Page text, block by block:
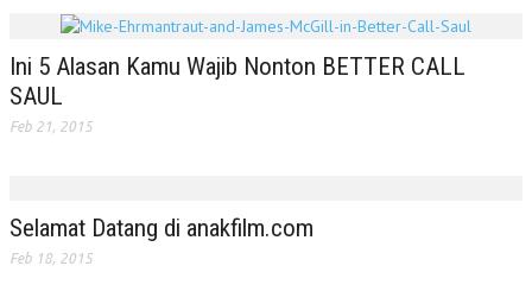
Ini 5 Alasan Kamu Wajib Nonton BETTER CALL
SAUL
Feb 21, 2015
Selamat Datang di anakfilm.com
Feb 18, 2015